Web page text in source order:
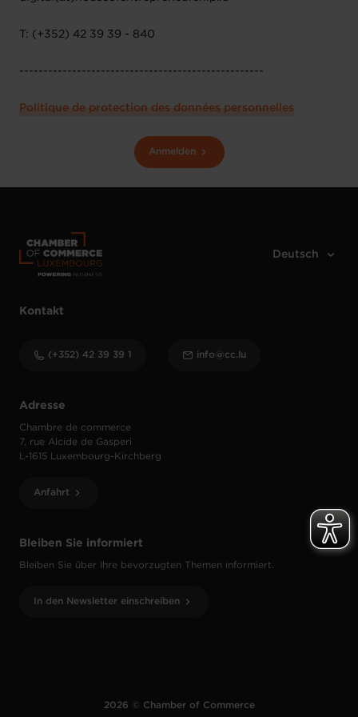
T: (+352) 42 39 39 - 840
---------------------------------------------------
Politique de protection des données personnelles
Anmelden
Bleiben Sie informiert
Bleiben Sie über Ihre bevorzugten Themen informiert.
In den Newsletter einschreiben
Adresse
Chambre de commerce
7, rue Alcide de Gasperi
L-1615 Luxembourg-Kirchberg
Anfahrt
Kontakt
(+352) 42 39 39 1 info@cc.lu
2026 © Chamber of Commerce